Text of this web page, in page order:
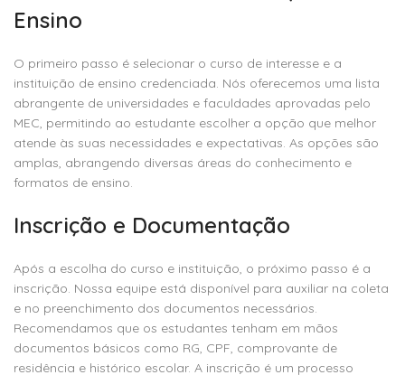
Ensino
O primeiro passo é selecionar o curso de interesse e a
instituição de ensino credenciada. Nós oferecemos uma lista
abrangente de universidades e faculdades aprovadas pelo
MEC, permitindo ao estudante escolher a opção que melhor
atende às suas necessidades e expectativas. As opções são
amplas, abrangendo diversas áreas do conhecimento e
formatos de ensino.
Inscrição e Documentação
Após a escolha do curso e instituição, o próximo passo é a
inscrição. Nossa equipe está disponível para auxiliar na coleta
e no preenchimento dos documentos necessários.
Recomendamos que os estudantes tenham em mãos
documentos básicos como RG, CPF, comprovante de
residência e histórico escolar. A inscrição é um processo